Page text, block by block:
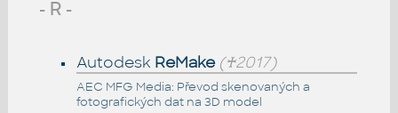
- R -
Autodesk ReMake (♰2017)
AEC MFG Media: Převod skenovaných a
fotografických dat na 3D model